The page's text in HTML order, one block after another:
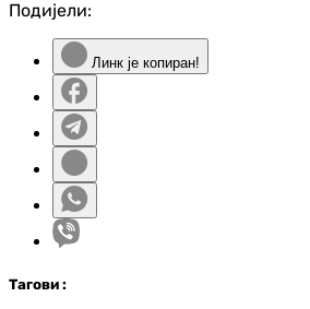
Подијели:
Линк је копиран!
Тагови :